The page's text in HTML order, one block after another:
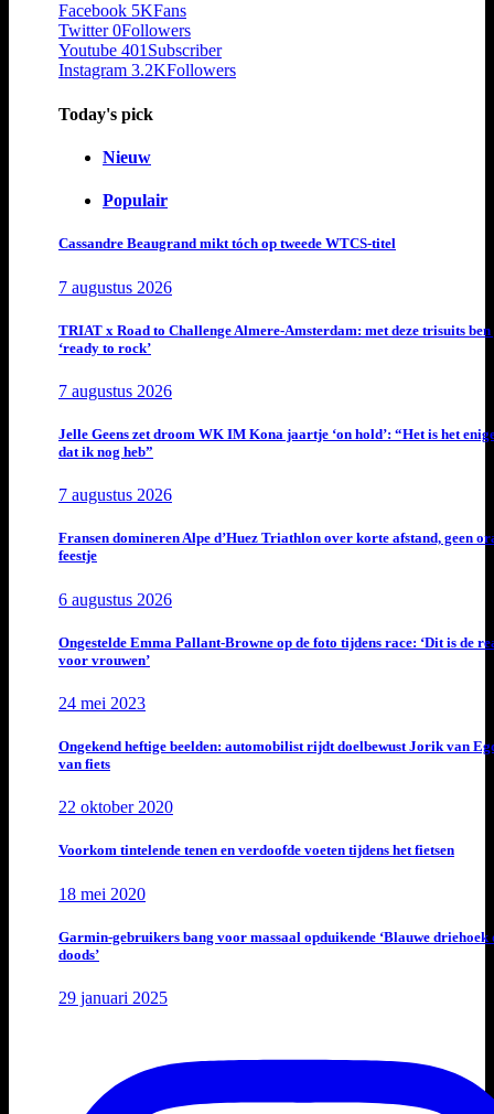
Facebook 5KFans
Twitter 0Followers
Youtube 401Subscriber
Instagram 3.2KFollowers
Today's pick
Nieuw
Populair
Cassandre Beaugrand mikt tóch op tweede WTCS-titel
7 augustus 2026
TRIAT x Road to Challenge Almere-Amsterdam: met deze trisuits ben
‘ready to rock’
7 augustus 2026
Jelle Geens zet droom WK IM Kona jaartje ‘on hold’: “Het is het
dat ik nog heb”
7 augustus 2026
Fransen domineren Alpe d’Huez Triathlon over korte afstand, geen
feestje
6 augustus 2026
Ongestelde Emma Pallant-Browne op de foto tijdens race: ‘Dit is de
voor vrouwen’
24 mei 2023
Ongekend heftige beelden: automobilist rijdt doelbewust Jorik van
van fiets
22 oktober 2020
Voorkom tintelende tenen en verdoofde voeten tijdens het fietsen
18 mei 2020
Garmin-gebruikers bang voor massaal opduikende ‘Blauwe driehoek
doods’
29 januari 2025